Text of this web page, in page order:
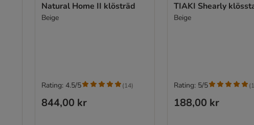
Natural Home II klösträd
Beige
844,00 kr
Rating: 4.5/5 (14)
TIAKI Shearly
Beige
188,00 kr
Rating: 5/5 (1